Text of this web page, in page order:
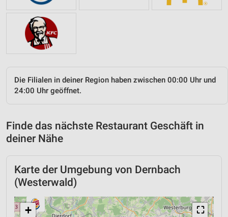
Die Filialen in deiner Region haben zwischen 00:00 Uhr und
24:00 Uhr geöffnet.
Finde das nächste Restaurant Geschäft in
deiner Nähe
Karte der Umgebung von Dernbach
(Westerwald)
⛶
+